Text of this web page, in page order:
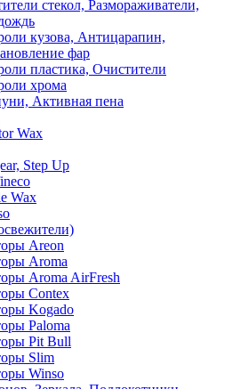
стекол, Размораживатели,
кузова, Антицарапин,
фар
пластика, Очистители
хрома
Активная пена
Wax
Step Up
Wax
Areon
Aroma
Aroma AirFresh
Contex
Kogado
Paloma
Pit Bull
Slim
Winso